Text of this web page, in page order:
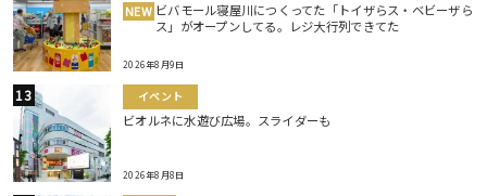
NEW ビバモール寝屋川につくってた「トイザらス・ベビーザら
ス」がオープンしてる。レジ大行列できてた
2026年8月9日
イベント
ビオルネに水遊び広場。スライダーも
2026年8月8日